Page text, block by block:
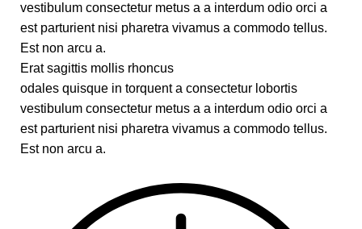
vestibulum consectetur metus a a interdum odio orci a
est parturient nisi pharetra vivamus a commodo tellus.
Est non arcu a.
Erat sagittis mollis rhoncus
odales quisque in torquent a consectetur lobortis
vestibulum consectetur metus a a interdum odio orci a
est parturient nisi pharetra vivamus a commodo tellus.
Est non arcu a.